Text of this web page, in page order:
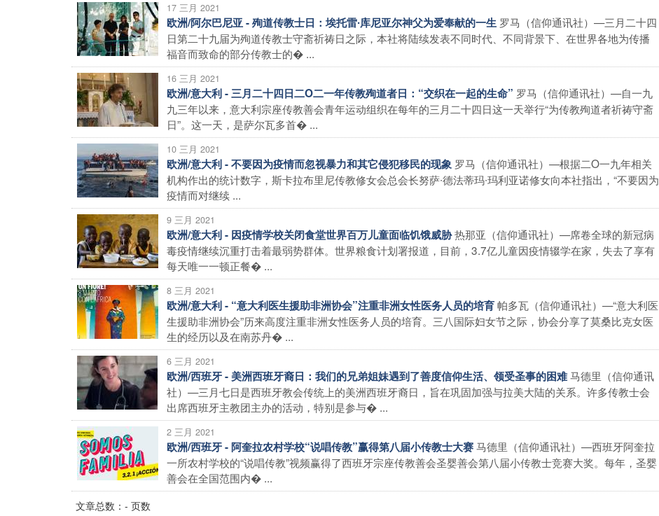
17 三月 2021
欧洲/阿尔巴尼亚 - 殉道传教士日：埃托雷∙库尼亚尔神父为爱奉献的一生 罗马（信仰通讯社）—三月二十四
日第二十九届为殉道传教士守斋祈祷日之际，本社将陆续发表不同时代、不同背景下、在世界各地为传播
福音而致命的部分传教士的� ...
16 三月 2021
欧洲/意大利 - 三月二十四日二O二一年传教殉道者日：“交织在一起的生命” 罗马（信仰通讯社）—自一九
九三年以来，意大利宗座传教善会青年运动组织在每年的三月二十四日这一天举行“为传教殉道者祈祷守斋
日”。这一天，是萨尔瓦多首� ...
10 三月 2021
欧洲/意大利 - 不要因为疫情而忽视暴力和其它侵犯移民的现象 罗马（信仰通讯社）—根据二O一九年相关
机构作出的统计数字，斯卡拉布里尼传教修女会总会长努萨∙德法蒂玛∙玛利亚诺修女向本社指出，“不要因为
疫情而对继续 ...
9 三月 2021
欧洲/意大利 - 因疫情学校关闭食堂世界百万儿童面临饥饿威胁热那亚（信仰通讯社）—席卷全球的新冠病
毒疫情继续沉重打击着最弱势群体。世界粮食计划署报道，目前，3.7亿儿童因疫情辍学在家，失去了享有
每天唯一一顿正餐� ...
8 三月 2021
欧洲/意大利 - “意大利医生援助非洲协会”注重非洲女性医务人员的培育帕多瓦（信仰通讯社）—“意大利医
生援助非洲协会”历来高度注重非洲女性医务人员的培育。三八国际妇女节之际，协会分享了莫桑比克女医
生的经历以及在南苏丹� ...
6 三月 2021
欧洲/西班牙 - 美洲西班牙裔日：我们的兄弟姐妹遇到了善度信仰生活、领受圣事的困难马德里（信仰通讯
社）—三月七日是西班牙教会传统上的美洲西班牙裔日，旨在巩固加强与拉美大陆的关系。许多传教士会
出席西班牙主教团主办的活动，特别是参与� ...
2 三月 2021
欧洲/西班牙 - 阿奎拉农村学校“说唱传教”赢得第八届小传教士大赛马德里（信仰通讯社）—西班牙阿奎拉
一所农村学校的“说唱传教”视频赢得了西班牙宗座传教善会圣婴善会第八届小传教士竞赛大奖。每年，圣婴
善会在全国范围内� ...
文章总数：- 页数